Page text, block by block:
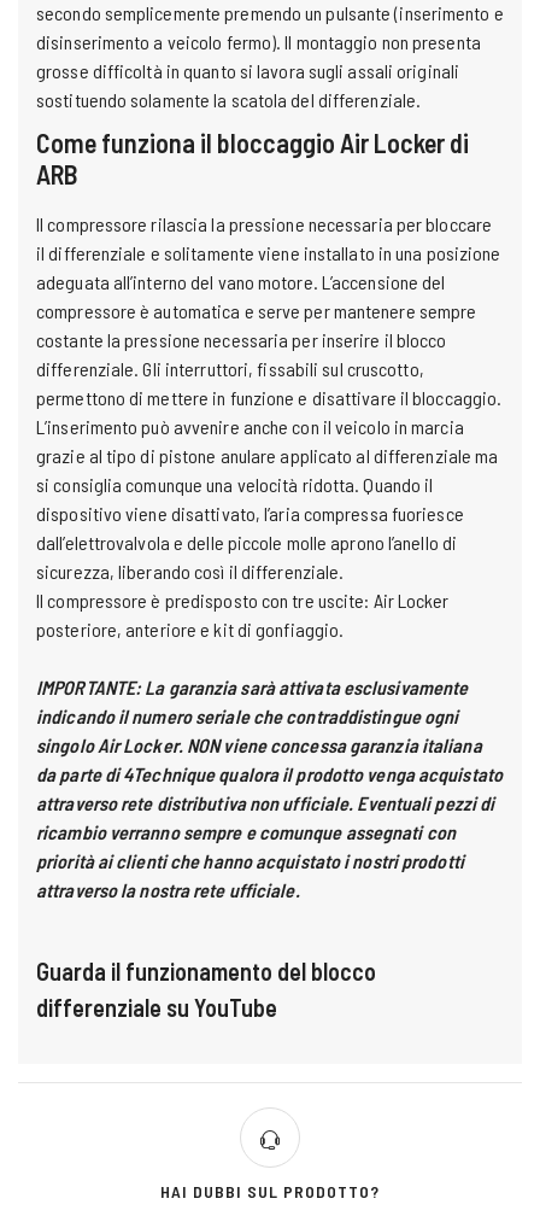
secondo semplicemente premendo un pulsante (inserimento e
disinserimento a veicolo fermo). II montaggio non presenta
grosse difficoltà in quanto si lavora sugli assali originali
sostituendo solamente la scatola del differenziale.
Come funziona il bloccaggio Air Locker di
ARB
Il compressore rilascia la pressione necessaria per bloccare
il differenziale e solitamente viene installato in una posizione
adeguata all’interno del vano motore. L’accensione del
compressore è automatica e serve per mantenere sempre
costante la pressione necessaria per inserire il blocco
differenziale. Gli interruttori, fissabili sul cruscotto,
permettono di mettere in funzione e disattivare il bloccaggio.
L’inserimento può avvenire anche con il veicolo in marcia
grazie al tipo di pistone anulare applicato al differenziale ma
si consiglia comunque una velocità ridotta. Quando il
dispositivo viene disattivato, l’aria compressa fuoriesce
dall’elettrovalvola e delle piccole molle aprono l’anello di
sicurezza, liberando così il differenziale.
II compressore è predisposto con tre uscite: Air Locker
posteriore, anteriore e kit di gonfiaggio.
IMPORTANTE:La garanzia sarà attivata esclusivamente
indicando il numero seriale che contraddistingue ogni
singolo Air Locker. NON viene concessa garanzia italiana
da parte di 4Technique qualora il prodotto venga acquistato
attraverso rete distributiva non ufficiale. Eventuali pezzi di
ricambio verranno sempre e comunque assegnati con
priorità ai clienti che hanno acquistato i nostri prodotti
attraverso la nostra rete ufficiale.
Guarda il funzionamento del blocco
differenziale su YouTube
HAI DUBBI SUL PRODOTTO?